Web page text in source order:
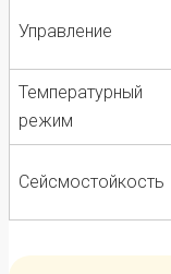
Управление
Температурный
режим
Сейсмостойкость